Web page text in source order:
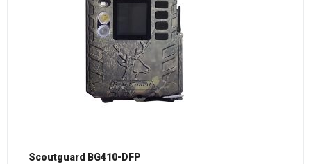
Scoutguard BG410-DFP